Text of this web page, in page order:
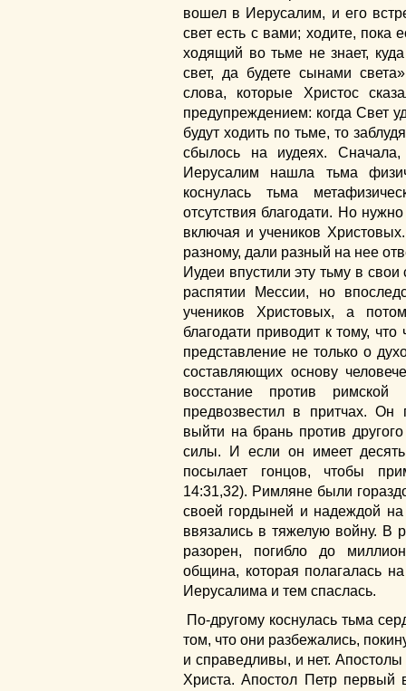
вошел в Иерусалим, и его
свет есть с вами; ходите, пока
ходящий во тьме не знает,
свет, да будете сынами
слова, которые Христос
предупреждением: когда Свет
будут ходить по тьме, то
сбылось на иудеях.
Иерусалим нашла тьма
коснулась тьма
отсутствия благодати. Но
включая и учеников
разному, дали разный на нее
Иудеи впустили эту тьму в
распятии Мессии, но
учеников Христовых, а
благодати приводит к тому,
представление не только о
составляющих основу
восстание против
предвозвестил в притчах. Он
выйти на брань против
силы. И если он имеет
посылает гонцов, чтобы
14:31,32). Римляне были
своей гордыней и надеждой на
ввязались в тяжелую войну. В
разорен, погибло до
община, которая полагалась
Иерусалима и тем спаслась.
По-другому коснулась тьма
том, что они разбежались,
и справедливы, и нет.
Христа. Апостол Петр первый